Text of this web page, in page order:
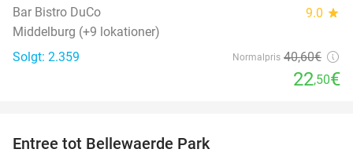
Bar Bistro DuCo 9.0 star
Middelburg (+9 lokationer)
Solgt: 2.359
Normalpris 40,60€
22,50€
Entree tot Bellewaerde Park